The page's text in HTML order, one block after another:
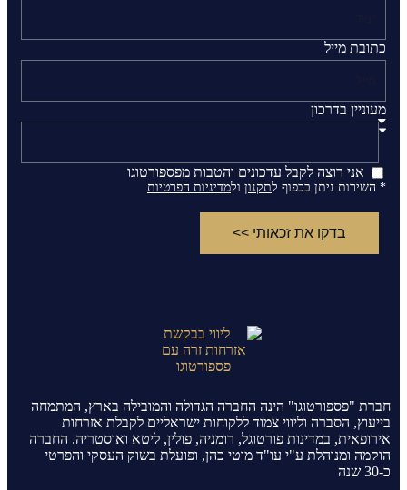
כתובת מייל
מעוניין בדרכון
אני רוצה לקבל עדכונים והטבות מפספורטוגו
* השירות ניתן בכפוף לתקנון ולמדיניות הפרטיות
בדקו את זכאותי >>
חברת "פספורטוגו" הינה החברה הגדולה והמובילה בארץ, המתמחה
בייעוץ, הסברה וליווי צמוד ללקוחות ישראליים לקבלת אזרחות
אירופאית, במדינות פורטוגל, רומניה, פולין, ליטא ואוסטריה. החברה
הוקמה ומנוהלת ע"י עו"ד מוטי כהן, ופועלת בשוק העסקי והפרטי
כ-30 שנה